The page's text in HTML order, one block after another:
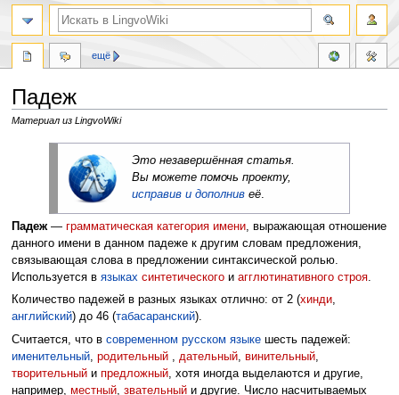
Падеж
Материал из LingvoWiki
Это незавершённая статья.
Вы можете помочь проекту,
исправив и дополнив её
Падеж— грамматическая категория имени, выражающая отношение
данного имени в данном падеже к другим словам предложения,
связывающая слова в предложении синтаксической ролью.
Используется в языках синтетическогои агглютинативного строя.
Количество падежей в разных языках отлично: от 2 (хинди,
английский) до 46 (табасаранский).
Считается, что в современном русском языкешесть падежей:
именительный, родительный дательный, винительный,
творительныйи предложный, хотя иногда выделаются и другие,
например, местный, звательныйи другие. Число насчитываемых
ещё